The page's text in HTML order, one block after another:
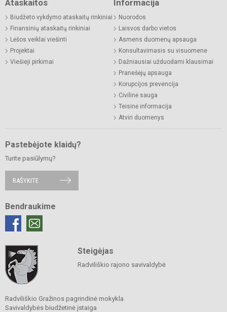
Ataskaitos
Biudžeto vykdymo ataskaitų rinkiniai
Finansinių ataskaitų rinkiniai
Lėšos veiklai viešinti
Projektai
Viešieji pirkimai
Informacija
Nuorodos
Laisvos darbo vietos
Asmens duomenų apsauga
Konsultavimasis su visuomene
Dažniausiai užduodami klausimai
Pranešėjų apsauga
Korupcijos prevencija
Civilinė sauga
Teisinė informacija
Atviri duomenys
Pastebėjote klaidų?
Turite pasiūlymų?
RAŠYKITE
Bendraukime
Steigėjas
Radviliškio rajono savivaldybė
Radviliškio Gražinos pagrindinė mokykla
Savivaldybės biudžetinė įstaiga